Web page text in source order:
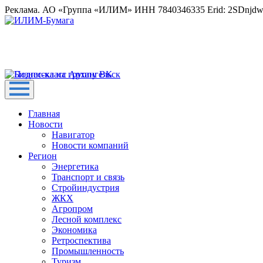
Реклама. АО «Группа «ИЛИМ» ИНН 7840346335 Erid:
Главная
Новости
Навигатор
Новости компаний
Регион
Энергетика
Транспорт и связь
Стройиндустрия
ЖКХ
Агропром
Лесной комплекс
Экономика
Ретроспектива
Промышленность